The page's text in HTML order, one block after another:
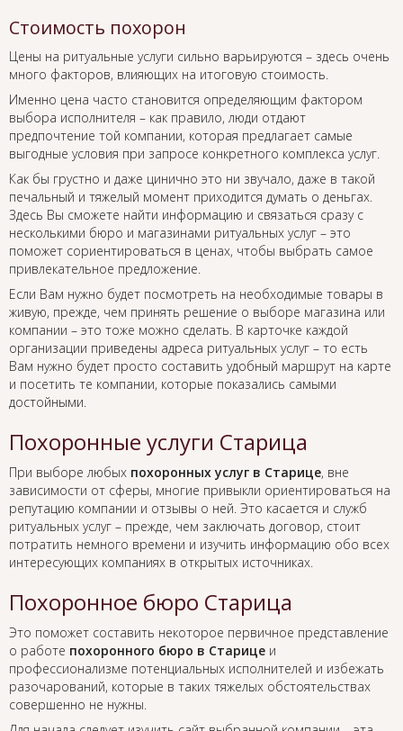
Стоимость похорон
Цены на ритуальные услуги сильно варьируются – здесь очень
много факторов, влияющих на итоговую стоимость.
Именно цена часто становится определяющим фактором
выбора исполнителя – как правило, люди отдают
предпочтение той компании, которая предлагает самые
выгодные условия при запросе конкретного комплекса услуг.
Как бы грустно и даже цинично это ни звучало, даже в такой
печальный и тяжелый момент приходится думать о деньгах.
Здесь Вы сможете найти информацию и связаться сразу с
несколькими бюро и магазинами ритуальных услуг – это
поможет сориентироваться в ценах, чтобы выбрать самое
привлекательное предложение.
Если Вам нужно будет посмотреть на необходимые товары в
живую, прежде, чем принять решение о выборе магазина или
компании – это тоже можно сделать. В карточке каждой
организации приведены адреса ритуальных услуг – то есть
Вам нужно будет просто составить удобный маршрут на карте
и посетить те компании, которые показались самыми
достойными.
Похоронные услуги Старица
При выборе любых похоронных услуг в Старице, вне
зависимости от сферы, многие привыкли ориентироваться на
репутацию компании и отзывы о ней. Это касается и служб
ритуальных услуг – прежде, чем заключать договор, стоит
потратить немного времени и изучить информацию обо всех
интересующих компаниях в открытых источниках.
Похоронное бюро Старица
Это поможет составить некоторое первичное представление
о работе похоронного бюро в Старице и
профессионализме потенциальных исполнителей и избежать
разочарований, которые в таких тяжелых обстоятельствах
совершенно не нужны.